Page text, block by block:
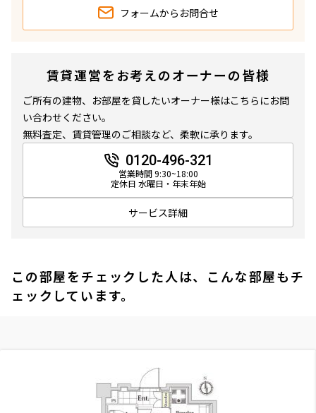
フォームから お問合せ
賃貸運営をお考えのオーナーの皆様
ご所有の建物、お部屋を貸したいオーナー様はこちらにお問
い合わせください。
無料査定、賃貸管理のご相談など、柔軟に承ります。
0120-496-321
営業時間 9:30~18:00
定休日 水曜日・年末年始
サービス詳細
この部屋をチェックした人は、こんな部屋もチ
ェックしています。